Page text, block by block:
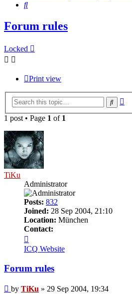
Search
Forum rules
Locked
Print view
Search
1 post • Page 1 of 1
TiKu
Administrator
Posts: 832
Joined: 28 Sep 2004, 21:10
Location: München
Contact:
TiKu
ICQ Website
Forum rules
Post
by TiKu » 29 Sep 2004, 19:34